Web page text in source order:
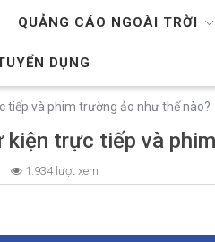
QUẢNG CÁO NGOÀI TRỜI
DỤNG
tiếp và phim trường ảo như thế nào?
kiện trực tiếp và
1.934 lượt xem